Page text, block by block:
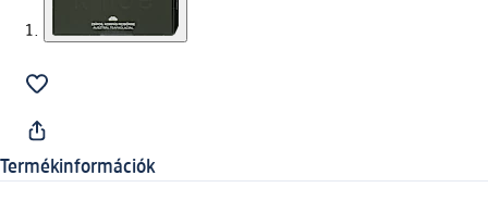
Termékinformációk